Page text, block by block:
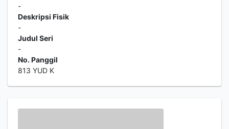
-
Deskripsi Fisik
-
Judul Seri
-
No. Panggil
813 YUD K